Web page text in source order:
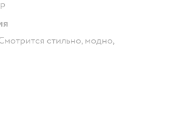
стильно, модно,